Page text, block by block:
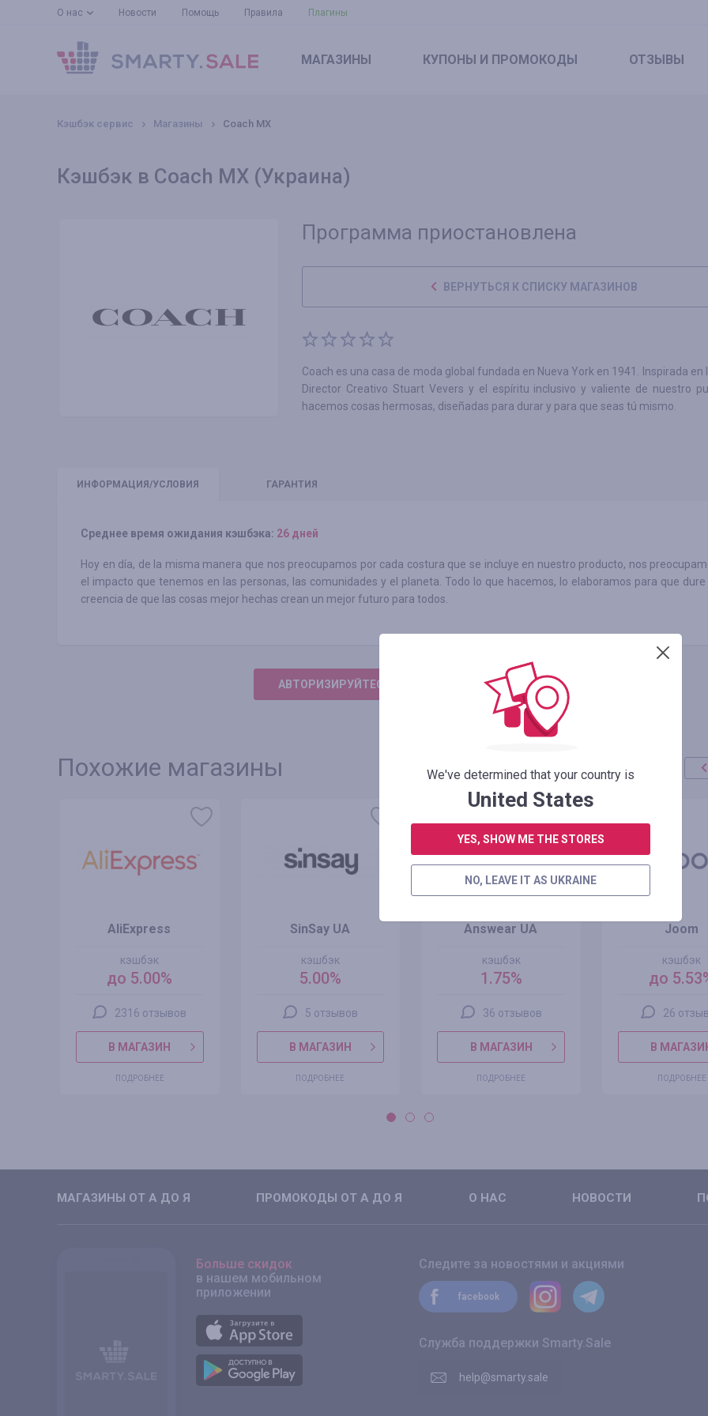
О нас Новости Помощь Правила Плагины
МАГАЗИНЫ КУПОНЫ И ПРОМОКОДЫ ОТЗЫВЫ
Кэшбэк сервис Магазины Coach MX
Кэшбэк в Coach MX (Украина)
Программа приостановлена
ВЕРНУТЬСЯ К СПИСКУ МАГАЗИНОВ
Coach es una casa de moda global fundada en Nueva York en 1941. Inspirada en
Director Creativo Stuart Vevers y el espíritu inclusivo y valiente de nuestro
hacemos cosas hermosas, diseñadas para durar y para que seas tú mismo.
ИНФО РМАЦИЯ/УСЛОВИЯ ГАРАНТИЯ
Среднее время ожидания кэшбэка: 26 дней
Hoy en día, de la misma manera que nos preocupamos por cada costura que se incluye en nuestro producto, nos
el impacto que tenemos en las personas, las comunidades y el planeta. Todo lo que hacemos, lo elaboramos para que dure
creencia de que las cosas mejor hechas crean un mejor futuro para todos.
АВТОРИЗИРУЙТЕСЬ, ЧТОБЫ ОСТАВИТЬ ОТЗЫВ
Похожие магазины
AliExpress
кэшбэк
до 5.00%
2316 отзывов
В МАГАЗИН
ПОДРОБНЕЕ
SinSay UA
кэшбэк
5.00%
5 отзывов
В МАГАЗИН
ПОДРОБНЕЕ
Answear UA
кэшбэк
1.75%
36 отзывов
В МАГАЗИН
ПОДРОБНЕЕ
Joom
кэшбэк
до
26
В
ПОДРОБНЕЕ
МАГАЗИНЫ ОТ А ДО Я ПРОМОКОДЫ ОТ А ДО Я О НАС НОВОСТИ
Больше скидок
в нашем мобильном
приложении
Следите за новостями и акциями
facebook
Служба поддержки Smarty.Sale
help@smarty.sale
We've determined that your country is
United States
YES, SHOW ME THE STORES
NO, LEAVE IT AS UKRAINE